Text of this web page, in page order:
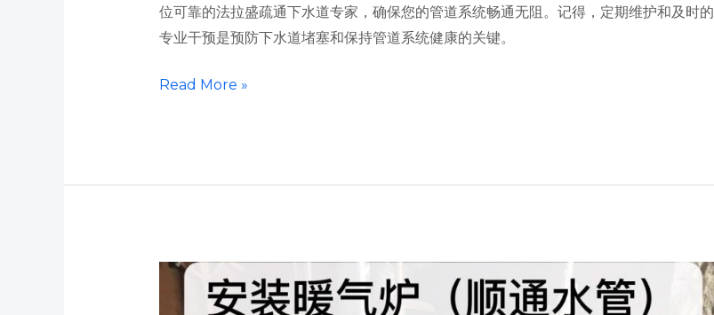
位可靠的法拉盛疏通下水道专家，确保您的管道系统畅通无阻。记得，定期维护和及时的
专业干预是预防下水道堵塞和保持管道系统健康的关键。
Read More »
纽